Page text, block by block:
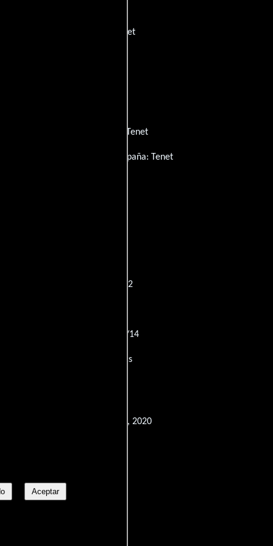
Aceptar
Tenet
Tenet
España: Tenet
Corea del Sur: 12
Portugal: M/14
Francia: Tous publics
y Canada: $9,353,090 - Sep 6, 2020